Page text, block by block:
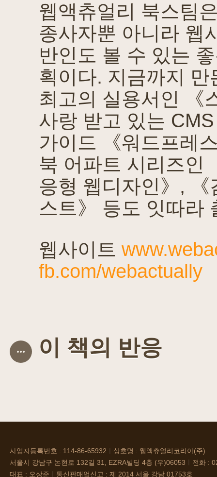
웹액츄얼리 북스팀
종사자뿐 아니라 웹
반인도 볼 수 있는
획이다. 지금까지
최고의 실용서인 《
사랑 받고 있는
가이드 《워드프레
북 어파트 시리즈인
응형 웹디자인》,
스트》 등도 잇따라
웹사이트
fb.com/webactually
이 책의 반응
사업자등록번호 : 114-86-65932
상호명 : 웹액츄얼리코리아(주)
서울시 강남구 논현로 132길 31, EZRA빌딩 4층 (우)06053
전화 :
대표 : 오상준
통신판매업신고 : 제 2014 서울 강남 01753호